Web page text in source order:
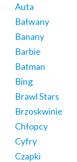
Auta
Bałwany
Banany
Barbie
Batman
Bing
Brawl Stars
Brzoskwinie
Chłopcy
Cyfry
Czapki